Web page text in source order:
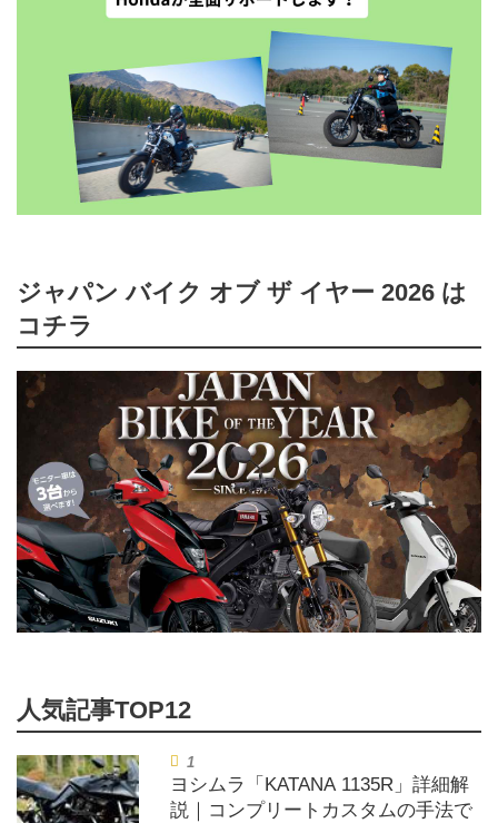
ジャパン バイク オブ ザ イヤー 2026 は
コチラ
ヨシムラ「KATANA 1135R」詳細解
説｜コンプリートカスタムの手法で